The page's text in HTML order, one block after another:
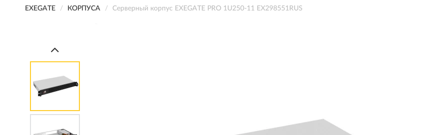
EXEGATE КОРПУСА Серверный корпус EXEGATE PRO 1U250-11 EX298551RUS